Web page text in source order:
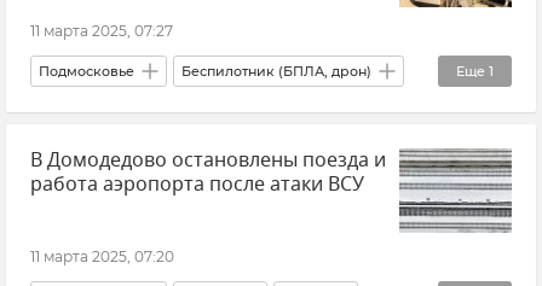
11 марта 2025, 07:27
Еще 1
Подмосковье Беспилотник (БПЛА, дрон)
Происшествия
В Домодедово остановлены поезда и
работа аэропорта после атаки ВСУ
11 марта 2025, 07:20